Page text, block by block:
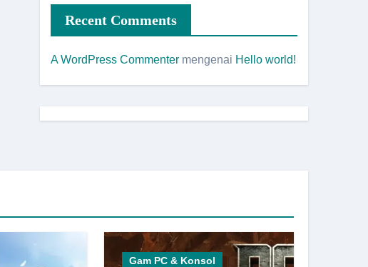
Recent Comments
A WordPress Commenter mengenai Hello world!
Gam PC & Konsol